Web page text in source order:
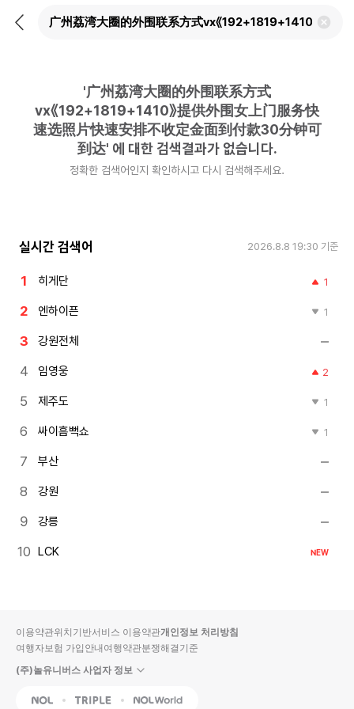
뒤
검
'广州荔湾大圈的外围联系方式
vx《192+1819+1410》提供外围女上门服务快
速选照片快速安排不收定金面到付款30分钟可
到达' 에 대한 검색결과가 없습니다.
정확한 검색어인지 확인하시고 다시 검색해주세요.
실시간 검색어 2026.8.8 19:30 기준
히게단 1
엔하이픈 1
강원전체
임영웅 2
제주도 1
싸이흠뻑쇼 1
부산
강원
강릉
LCK NEW
이용약관위치기반서비스 이용약관개인정보 처리방침
여행자보험 가입안내여행약관분쟁해결기준
(주)놀유니버스 사업자 정보
NOL Triple Interpark Global